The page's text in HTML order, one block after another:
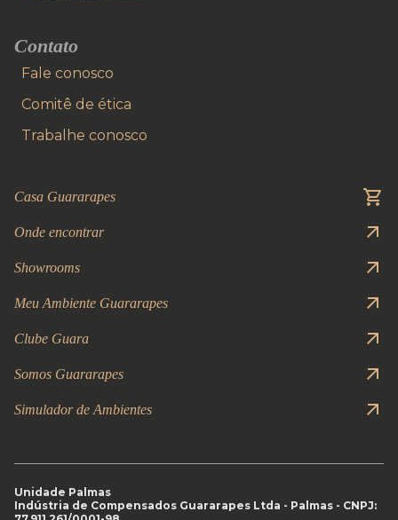
Contato
Fale conosco
Comitê de ética
Trabalhe conosco
Casa Guararapes
Onde encontrar
Showrooms
Meu Ambiente Guararapes
Clube Guara
Somos Guararapes
Simulador de Ambientes
Unidade Palmas
Indústria de Compensados Guararapes Ltda - Palmas - CNPJ: